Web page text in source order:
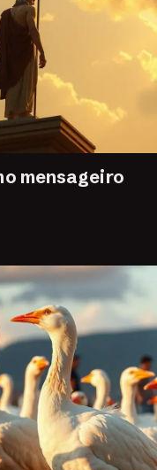
mensageiro